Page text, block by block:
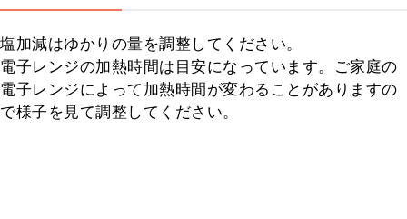
塩加減はゆかりの量を調整してください。
電子レンジの加熱時間は目安になっています。ご家庭の
電子レンジによって加熱時間が変わることがありますの
で様子を見て調整してください。